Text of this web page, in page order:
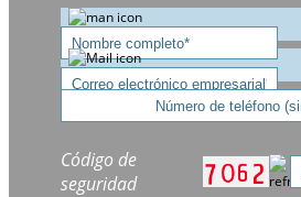
Código de
seguridad